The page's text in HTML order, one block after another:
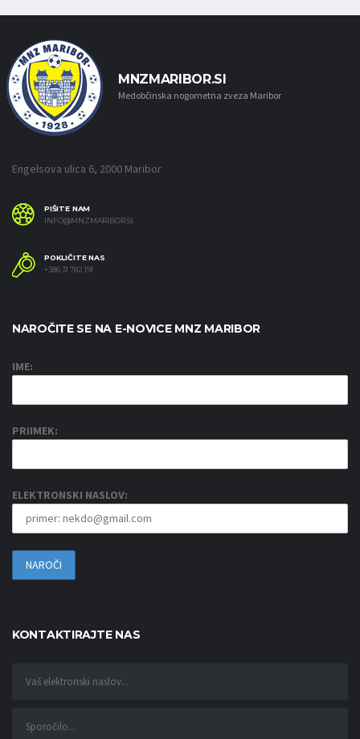
MNZMARIBOR.SI
Medobčinska nogometna zveza Maribor
Engelsova ulica 6, 2000 Maribor
PIŠITE NAM
INFO@MNZMARIBOR.SI
POKLIČITE NAS
+386 31 782 191
NAROČITE SE NA E-NOVICE MNZ MARIBOR
IME:
PRIIMEK:
ELEKTRONSKI NASLOV:
KONTAKTIRAJTE NAS